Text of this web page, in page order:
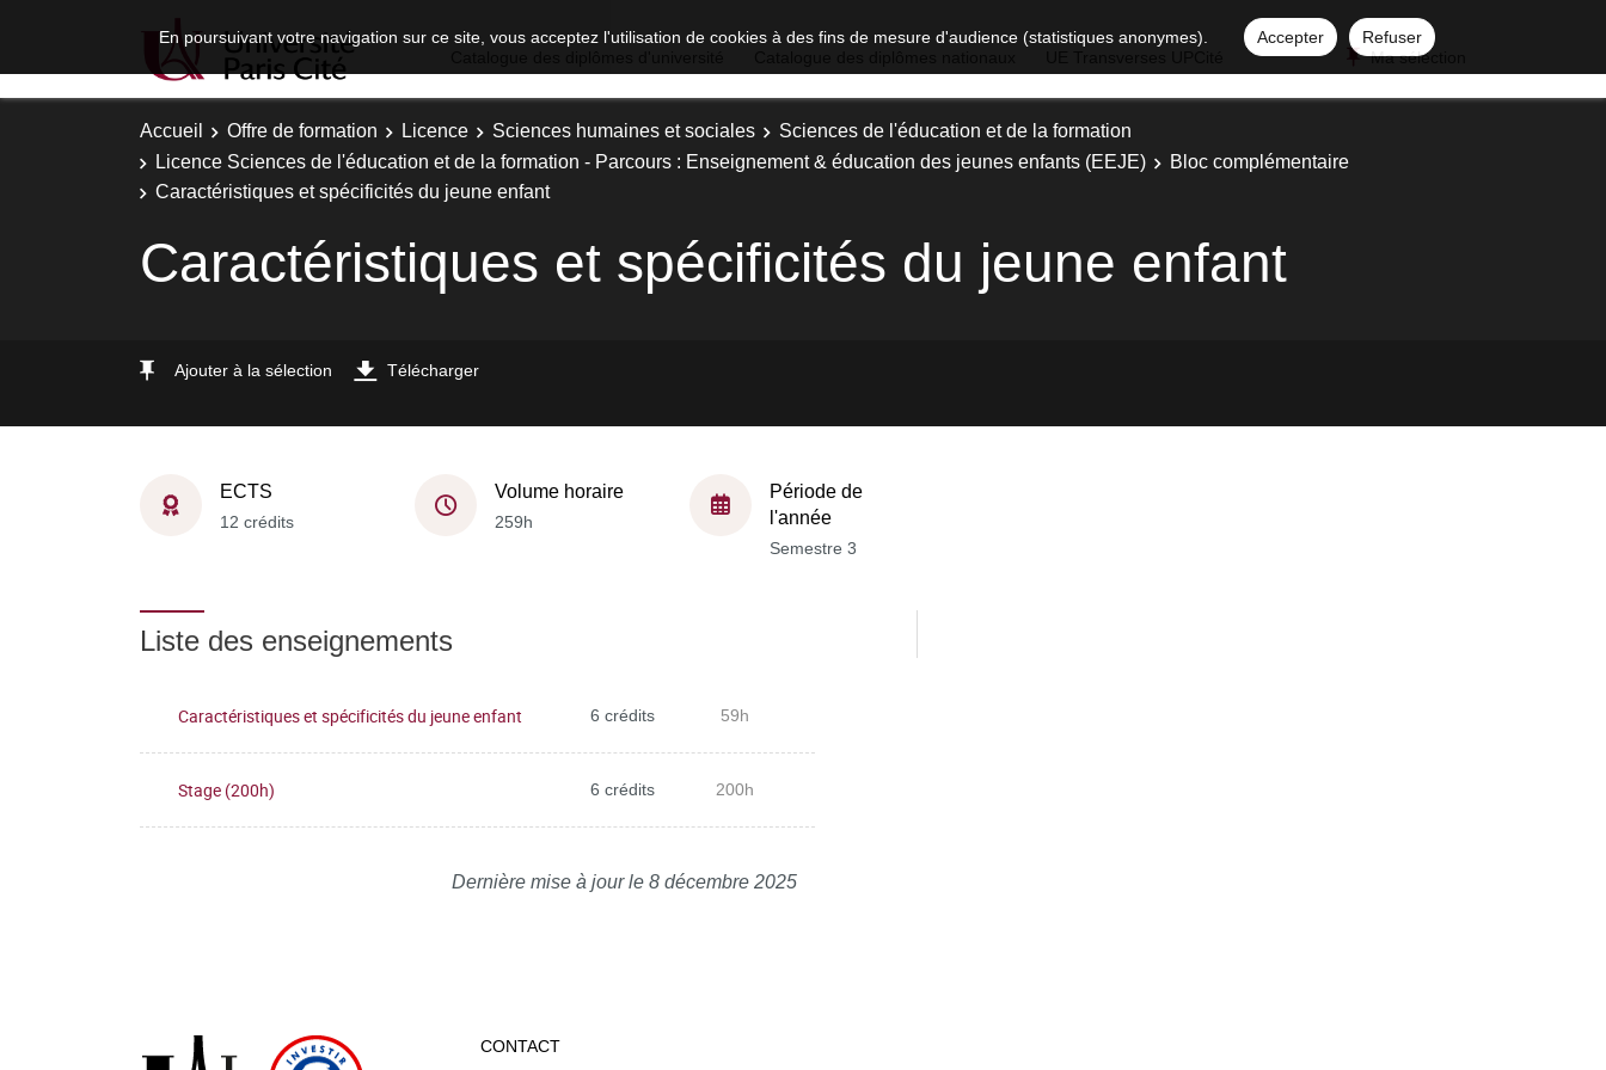
En poursuivant votre navigation sur ce site, vous acceptez l'utilisation de cookies à des fins de mesure d'audience (statistiques anonymes). Accepter
Refuser
Ma sélection
Accueil Offre de formation Licence Sciences humaines et sociales
Sciences de l'éducation et de la formation
Licence Sciences de l'éducation et de la formation - Parcours : Enseignement & éducation des jeunes enfants (EEJE)
Bloc complémentaire
Caractéristiques et spécificités du jeune enfant
Caractéristiques et spécificités du jeune enfant
Ajouter à la sélection Télécharger
ECTS
12 crédits
Volume horaire
259h
Période de
l'année
Semestre 3
Liste des enseignements
Caractéristiques et spécificités du jeune enfant 6 crédits 59h
Stage (200h) 6 crédits 200h
Dernière mise à jour le 8 décembre 2025
CONTACT